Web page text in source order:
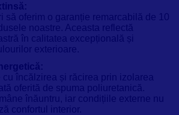
să oferim o garanție remarcabilă de 10
noastre. Aceasta reflectă
în calitatea excepțională și
exterioare.
cu încălzirea și răcirea prin izolarea
oferită de spuma poliuretanică.
înăuntru, iar condițiile externe nu
confortul interior.